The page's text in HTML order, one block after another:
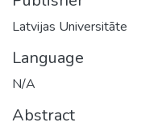
Latvijas Universitāte
Language
N/A
Abstract